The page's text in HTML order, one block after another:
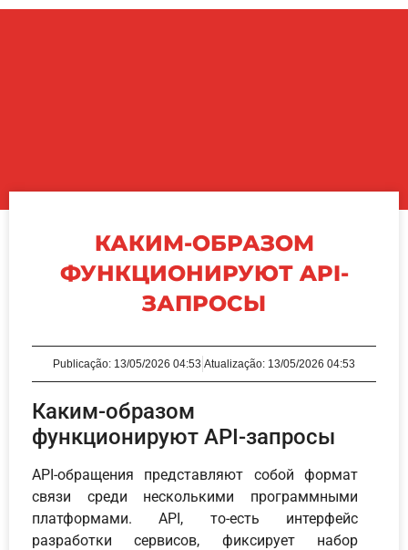
КАКИМ-ОБРАЗОМ
ФУНКЦИОНИРУЮТ API-
ЗАПРОСЫ
Publicação: 13/05/2026 04:53 Atualização: 13/05/2026 04:53
Каким-образом
функционируют API-запросы
API-обращения представляют собой формат
связи среди несколькими программными
платформами. API, то-есть интерфейс
разработки сервисов, фиксирует набор